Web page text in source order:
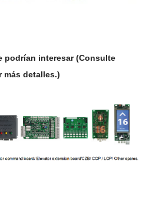
podrían interesar(Consulte
más detalles.)